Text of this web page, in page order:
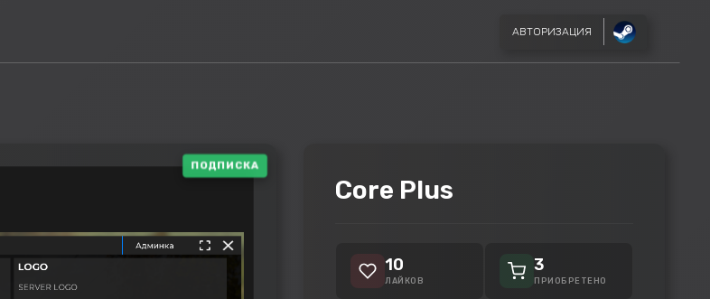
АВТОРИЗАЦИЯ
ПОДПИСКА
Core Plus
10
ЛАЙКОВ
3
ПРИОБРЕТЕНО